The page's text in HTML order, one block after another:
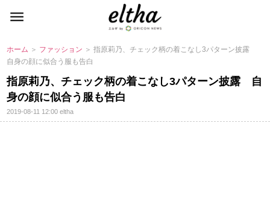
ホーム ＞ ファッション ＞ 指原莉乃、チェック柄の着こなし3パターン披露
自身の顔に似合う服も告白
指原莉乃、チェック柄の着こなし3パターン披露 自
身の顔に似合う服も告白
2019-08-11 12:00eltha